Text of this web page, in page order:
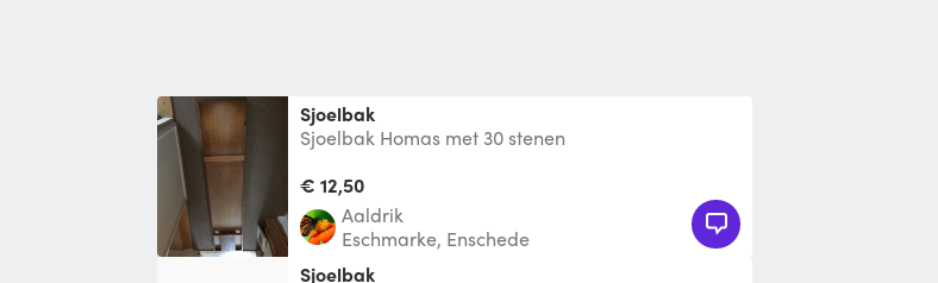
Sjoelbak
Sjoelbak Homas met 30 stenen
€ 12,50
Aaldrik
Eschmarke, Enschede
Sjoelbak